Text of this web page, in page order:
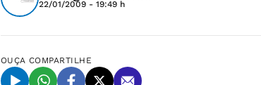
22/01/2009 - 19:49 h
OUÇA COMPARTILHE